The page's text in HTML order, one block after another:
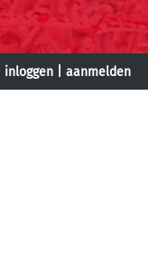
inloggen aanmelden